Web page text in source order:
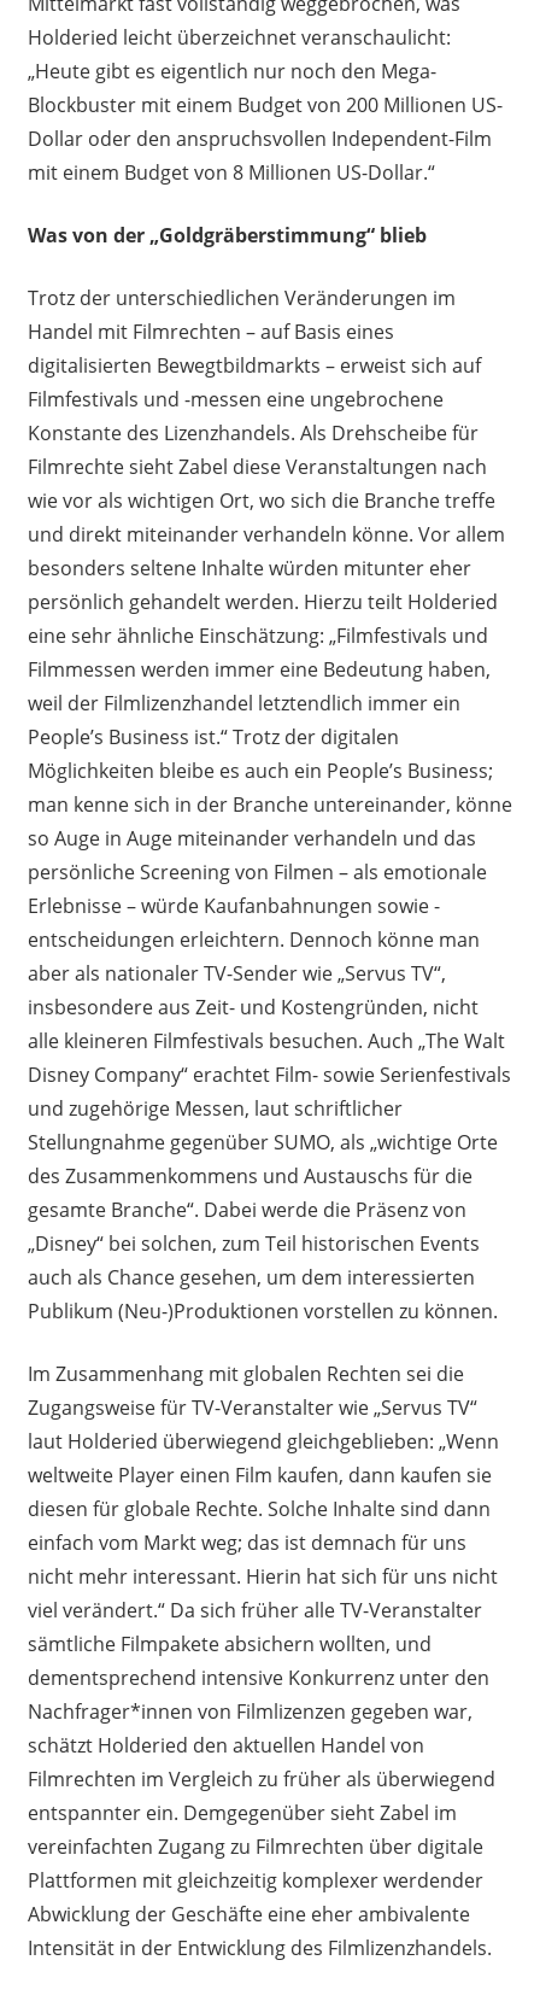
Holderied leicht überzeichnet veranschaulicht:
„Heute gibt es eigentlich nur noch den Mega-
Blockbuster mit einem Budget von 200 Millionen US-
Dollar oder den anspruchsvollen Independent-Film
mit einem Budget von 8 Millionen US-Dollar.“
Was von der „Goldgräberstimmung“ blieb
Trotz der unterschiedlichen Veränderungen im
Handel mit Filmrechten – auf Basis eines
digitalisierten Bewegtbildmarkts – erweist sich auf
Filmfestivals und -messen eine ungebrochene
Konstante des Lizenzhandels. Als Drehscheibe für
Filmrechte sieht Zabel diese Veranstaltungen nach
wie vor als wichtigen Ort, wo sich die Branche treffe
und direkt miteinander verhandeln könne. Vor allem
besonders seltene Inhalte würden mitunter eher
persönlich gehandelt werden. Hierzu teilt Holderied
eine sehr ähnliche Einschätzung: „Filmfestivals und
Filmmessen werden immer eine Bedeutung haben,
weil der Filmlizenzhandel letztendlich immer ein
People’s Business ist.“ Trotz der digitalen
Möglichkeiten bleibe es auch ein People’s Business;
man kenne sich in der Branche untereinander, könne
so Auge in Auge miteinander verhandeln und das
persönliche Screening von Filmen – als emotionale
Erlebnisse – würde Kaufanbahnungen sowie -
entscheidungen erleichtern. Dennoch könne man
aber als nationaler TV-Sender wie „Servus TV“,
insbesondere aus Zeit- und Kostengründen, nicht
alle kleineren Filmfestivals besuchen. Auch „The Walt
Disney Company“ erachtet Film- sowie Serienfestivals
und zugehörige Messen, laut schriftlicher
Stellungnahme gegenüber SUMO, als „wichtige Orte
des Zusammenkommens und Austauschs für die
gesamte Branche“. Dabei werde die Präsenz von
„Disney“ bei solchen, zum Teil historischen Events
auch als Chance gesehen, um dem interessierten
Publikum (Neu-)Produktionen vorstellen zu können.
Im Zusammenhang mit globalen Rechten sei die
Zugangsweise für TV-Veranstalter wie „Servus TV“
laut Holderied überwiegend gleichgeblieben: „Wenn
weltweite Player einen Film kaufen, dann kaufen sie
diesen für globale Rechte. Solche Inhalte sind dann
einfach vom Markt weg; das ist demnach für uns
nicht mehr interessant. Hierin hat sich für uns nicht
viel verändert.“ Da sich früher alle TV-Veranstalter
sämtliche Filmpakete absichern wollten, und
dementsprechend intensive Konkurrenz unter den
Nachfrager*innen von Filmlizenzen gegeben war,
schätzt Holderied den aktuellen Handel von
Filmrechten im Vergleich zu früher als überwiegend
entspannter ein. Demgegenüber sieht Zabel im
vereinfachten Zugang zu Filmrechten über digitale
Plattformen mit gleichzeitig komplexer werdender
Abwicklung der Geschäfte eine eher ambivalente
Intensität in der Entwicklung des Filmlizenzhandels.